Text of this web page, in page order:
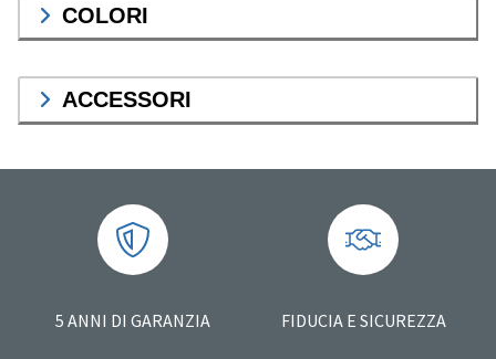
COLORI
ACCESSORI
5 ANNI DI GARANZIA FIDUCIA E SICUREZZA